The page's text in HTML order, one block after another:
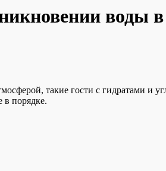
воды в
такие гости с гидратами и
в порядке.